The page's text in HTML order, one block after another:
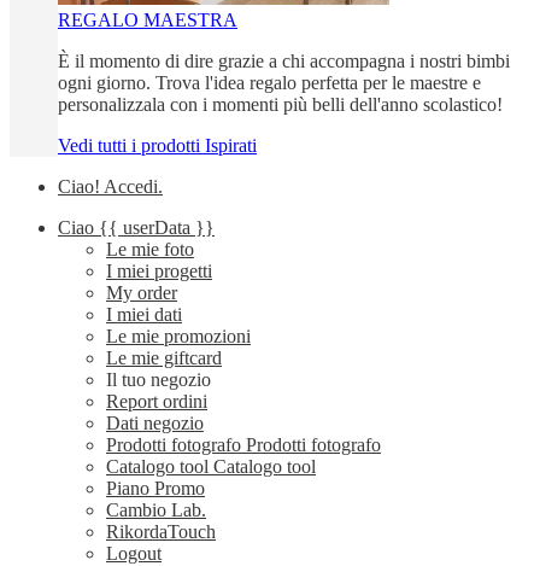
REGALO MAESTRA
È il momento di dire grazie a chi accompagna i nostri bimbi
ogni giorno. Trova l'idea regalo perfetta per le maestre e
personalizzala con i momenti più belli dell'anno scolastico!
Vedi tutti i prodotti Ispirati
Ciao! Accedi.
Ciao {{ userData }}
Le mie foto
I miei progetti
My order
I miei dati
Le mie promozioni
Le mie giftcard
Il tuo negozio
Report ordini
Dati negozio
Prodotti fotografo Prodotti fotografo
Catalogo tool Catalogo tool
Piano Promo
Cambio Lab.
RikordaTouch
Logout